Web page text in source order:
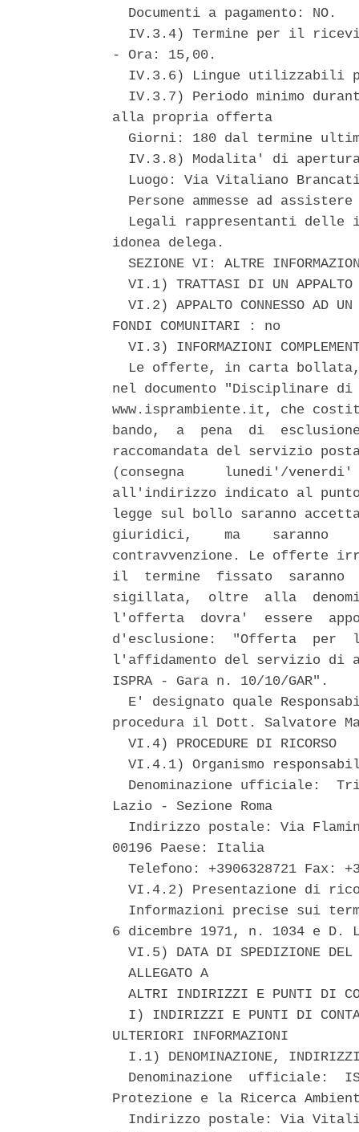
  Documenti a pagamento: NO.
IV.3.4) Termine per il
- Ora: 15,00.
IV.3.6) Lingue utilizzabili
IV.3.7) Periodo minimo
alla propria offerta
Giorni: 180 dal termine
IV.3.8) Modalita' di
Luogo: Via Vitaliano
Persone ammesse ad
Legali rappresentanti delle
idonea delega.
SEZIONE VI: ALTRE
VI.1) TRATTASI DI UN
VI.2) APPALTO CONNESSO AD
FONDI COMUNITARI : no
VI.3) INFORMAZIONI
Le offerte, in carta
nel documento "Disciplinare
www.isprambiente.it, che
bando,  a  pena  di
raccomandata del servizio
(consegna     lunedi'/
all'indirizzo indicato al
legge sul bollo saranno
giuridici,    ma    saranno
contravvenzione. Le offerte
il  termine  fissato  saranno
sigillata,  oltre  alla
l'offerta  dovra'  essere
d'esclusione:  "Offerta  per
l'affidamento del servizio di
ISPRA - Gara n. 10/10/GAR".
E' designato quale
procedura il Dott. Salvatore
  VI.4) PROCEDURE DI RICORSO
VI.4.1) Organismo
Denominazione ufficiale:
Lazio - Sezione Roma
Indirizzo postale: Via
00196 Paese: Italia
Telefono: +3906328721 Fax:
VI.4.2) Presentazione di
Informazioni precise sui
6 dicembre 1971, n. 1034 e
VI.5) DATA DI SPEDIZIONE
  ALLEGATO A
ALTRI INDIRIZZI E PUNTI DI
I) INDIRIZZI E PUNTI DI
ULTERIORI INFORMAZIONI
I.1) DENOMINAZIONE,
Denominazione  ufficiale:
Protezione e la Ricerca
Indirizzo postale: Via